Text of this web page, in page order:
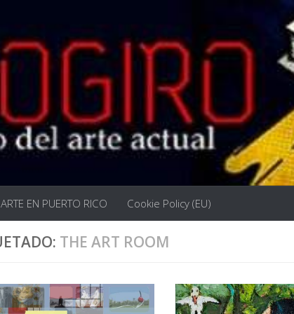
ARTE EN PUERTO RICO Cookie Policy (EU)
THE ART ROOM